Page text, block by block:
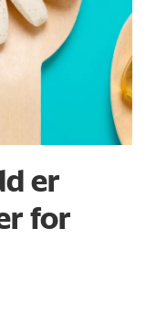
er
for